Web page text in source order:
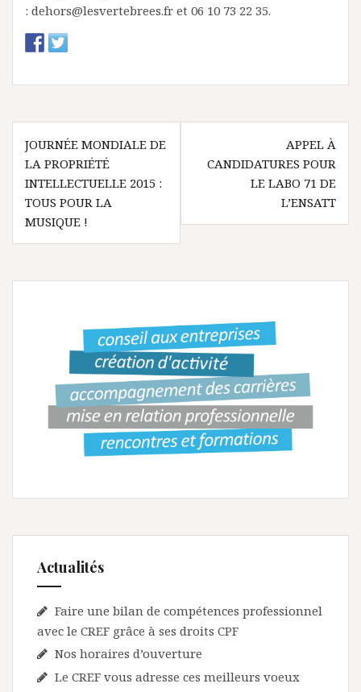
: dehors@lesvertebrees.fr et 06 10 73 22 35.
N
a
’
JOURNÉE MONDIALE DE
LA PROPRIÉTÉ
INTELLECTUELLE 2015 :
TOUS POUR LA
MUSIQUE !
APPEL À
CANDIDATURES POUR
LE LABO 71 DE
L’ENSATT
Actualités
Faire une bilan de compétences professionnel
avec le CREF grâce à ses droits CPF
Nos horaires d’ouverture
Le CREF vous adresse ces meilleurs voeux